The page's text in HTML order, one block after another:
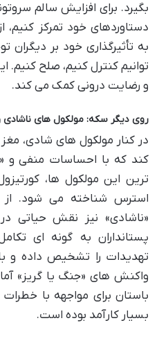
بگیرد. برای افزایش سالم
دستاوردهای خود تمرکز
به تأثیرگذاری خود بر
توانیم کنترل کنیم، صلح
و رضایت درونی کمک می کند.
روی دیگر سکه: مولکول های
در کنار مولکول های شادی،
کند که با احساسات منفی و
ترین این مولکول ها،
استرس شناخته می شود. از
«ناشادی» نیز نقش حیاتی
پستانداران به گونه ای
تهدیدات را تشخیص داده و با
واکنش های «جنگ یا گریز»
باستان برای مواجهه با
بسیار کارآمد بوده است.